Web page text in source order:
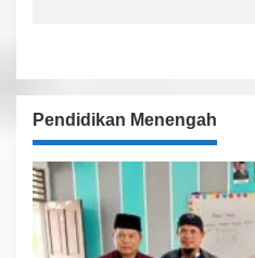
Pendidikan Menengah